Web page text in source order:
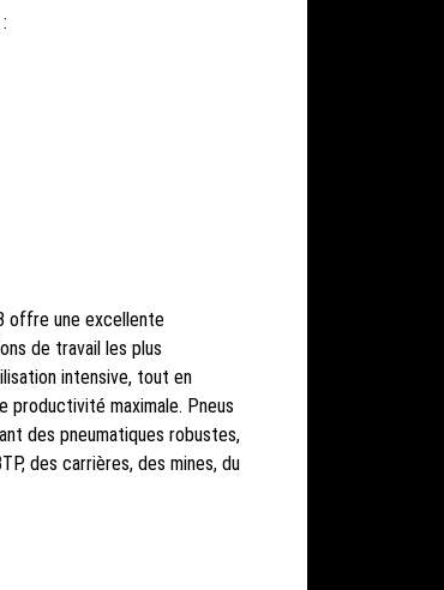
offre une excellente
de travail les plus
intensive, tout en
productivité maximale. Pneus
des pneumatiques robustes,
des carrières, des mines, du